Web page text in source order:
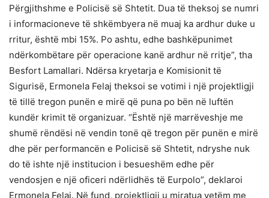
Përgjithshme e Policisë së Shtetit. Dua të theksoj se numri
i informacioneve të shkëmbyera në muaj ka ardhur duke u
rritur, është mbi 15%. Po ashtu, edhe bashkëpunimet
ndërkombëtare për operacione kanë ardhur në rritje”, tha
Besfort Lamallari. Ndërsa kryetarja e Komisionit të
Sigurisë, Ermonela Felaj theksoi se votimi i një projektligji
të tillë tregon punën e mirë që puna po bën në luftën
kundër krimit të organizuar. “Është një marrëveshje me
shumë rëndësi në vendin tonë që tregon për punën e mirë
dhe për performancën e Policisë së Shtetit, ndryshe nuk
do të ishte një institucion i besueshëm edhe për
vendosjen e një oficeri ndërlidhës të Eurpolo”, deklaroi
Ermonela Felaj. Në fund, projektligji u miratua vetëm me